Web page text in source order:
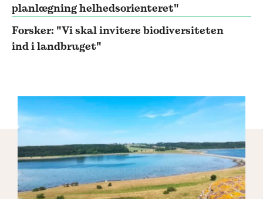
planlægning helhedsorienteret"
Forsker: "Vi skal invitere biodiversiteten
ind i landbruget"